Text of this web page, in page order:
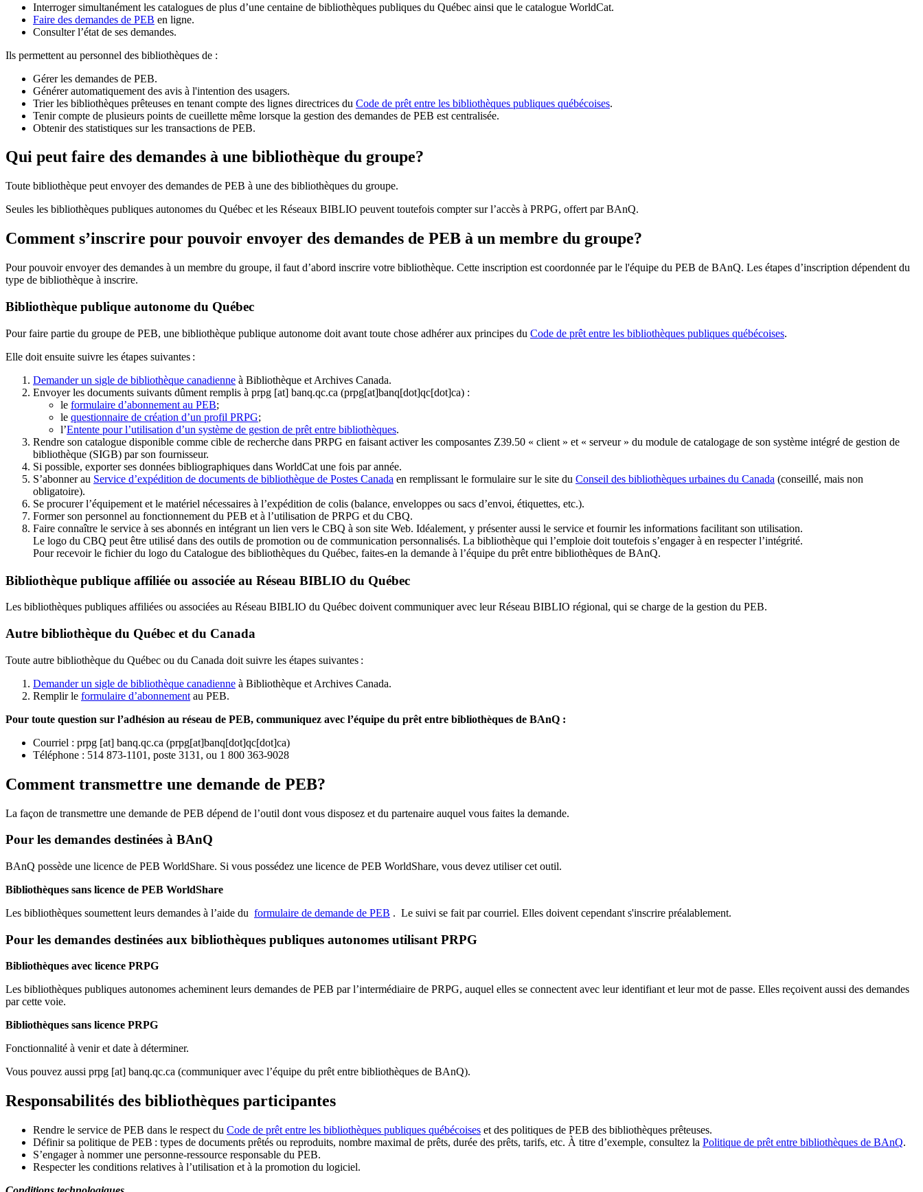
Interroger simultanément les catalogues de plus d’une centaine de bibliothèques publiques du Québec ainsi que le catalogue WorldCat.
Faire des demandes de PEB en ligne.
Consulter l’état de ses demandes.
Ils permettent au personnel des bibliothèques de :
Gérer les demandes de PEB.
Générer automatiquement des avis à l'intention des usagers.
Trier les bibliothèques prêteuses en tenant compte des lignes directrices du Code de prêt entre les bibliothèques publiques québécoises.
Tenir compte de plusieurs points de cueillette même lorsque la gestion des demandes de PEB est centralisée.
Obtenir des statistiques sur les transactions de PEB.
Qui peut faire des demandes à une bibliothèque du groupe?
Toute bibliothèque peut envoyer des demandes de PEB à une des bibliothèques du groupe.
Seules les bibliothèques publiques autonomes du Québec et les Réseaux BIBLIO peuvent toutefois compter sur l’accès à PRPG, offert par BAnQ.
Comment s’inscrire pour pouvoir envoyer des demandes de PEB à un membre du groupe?
Pour pouvoir envoyer des demandes à un membre du groupe, il faut d’abord inscrire votre bibliothèque. Cette inscription est coordonnée par le l'équipe du PEB de BAnQ. Les étapes d’inscription dépendent du
type de bibliothèque à inscrire.
Bibliothèque publique autonome du Québec
Pour faire partie du groupe de PEB, une bibliothèque publique autonome doit avant toute chose adhérer aux principes du Code de prêt entre les bibliothèques publiques québécoises.
Elle doit ensuite suivre les étapes suivantes :
Demander un sigle de bibliothèque canadienne à Bibliothèque et Archives Canada.
Envoyer les documents suivants dûment remplis à prpg [at] banq.qc.ca (prpg[at]banq[dot]qc[dot]ca) :
le formulaire d’abonnement au PEB;
le questionnaire de création d’un profil PRPG;
l’Entente pour l’utilisation d’un système de gestion de prêt entre bibliothèques.
Rendre son catalogue disponible comme cible de recherche dans PRPG en faisant activer les composantes Z39.50 « client » et « serveur » du module de catalogage de son système intégré de gestion de
bibliothèque (SIGB) par son fournisseur.
Si possible, exporter ses données bibliographiques dans WorldCat une fois par année.
S’abonner au Service d’expédition de documents de bibliothèque de Postes Canada en remplissant le formulaire sur le site du Conseil des bibliothèques urbaines du Canada (conseillé, mais non
obligatoire).
Se procurer l’équipement et le matériel nécessaires à l’expédition de colis (balance, enveloppes ou sacs d’envoi, étiquettes, etc.).
Former son personnel au fonctionnement du PEB et à l’utilisation de PRPG et du CBQ.
Faire connaître le service à ses abonnés en intégrant un lien vers le CBQ à son site Web. Idéalement, y présenter aussi le service et fournir les informations facilitant son utilisation.
Le logo du CBQ peut être utilisé dans des outils de promotion ou de communication personnalisés. La bibliothèque qui l’emploie doit toutefois s’engager à en respecter l’intégrité.
Pour recevoir le fichier du logo du Catalogue des bibliothèques du Québec, faites-en la demande à l’équipe du prêt entre bibliothèques de BAnQ.
Bibliothèque publique affiliée ou associée au Réseau BIBLIO du Québec
Les bibliothèques publiques affiliées ou associées au Réseau BIBLIO du Québec doivent communiquer avec leur Réseau BIBLIO régional, qui se charge de la gestion du PEB.
Autre bibliothèque du Québec et du Canada
Toute autre bibliothèque du Québec ou du Canada doit suivre les étapes suivantes :
Demander un sigle de bibliothèque canadienne à Bibliothèque et Archives Canada.
Remplir le formulaire d’abonnement au PEB.
Pour toute question sur l’adhésion au réseau de PEB, communiquez avec l’équipe du prêt entre bibliothèques de BAnQ :
Courriel : prpg [at] banq.qc.ca (prpg[at]banq[dot]qc[dot]ca)
Téléphone : 514 873-1101, poste 3131, ou 1 800 363-9028
Comment transmettre une demande de PEB?
La façon de transmettre une demande de PEB dépend de l’outil dont vous disposez et du partenaire auquel vous faites la demande.
Pour les demandes destinées à BAnQ
BAnQ possède une licence de PEB WorldShare. Si vous possédez une licence de PEB WorldShare, vous devez utiliser cet outil.
Bibliothèques sans licence de PEB WorldShare
Les bibliothèques soumettent leurs demandes à l’aide du formulaire de demande de PEB . Le suivi se fait par courriel. Elles doivent cependant s'inscrire préalablement.
Pour les demandes destinées aux bibliothèques publiques autonomes utilisant PRPG
Bibliothèques avec licence PRPG
Les bibliothèques publiques autonomes acheminent leurs demandes de PEB par l’intermédiaire de PRPG, auquel elles se connectent avec leur identifiant et leur mot de passe. Elles reçoivent aussi des demandes
par cette voie.
Bibliothèques sans licence PRPG
Fonctionnalité à venir et date à déterminer.
Vous pouvez aussi prpg [at] banq.qc.ca (communiquer avec l’équipe du prêt entre bibliothèques de BAnQ).
Responsabilités des bibliothèques participantes
Rendre le service de PEB dans le respect du Code de prêt entre les bibliothèques publiques québécoises et des politiques de PEB des bibliothèques prêteuses.
Définir sa politique de PEB : types de documents prêtés ou reproduits, nombre maximal de prêts, durée des prêts, tarifs, etc. À titre d’exemple, consultez la Politique de prêt entre bibliothèques de BAnQ.
S’engager à nommer une personne-ressource responsable du PEB.
Respecter les conditions relatives à l’utilisation et à la promotion du logiciel.